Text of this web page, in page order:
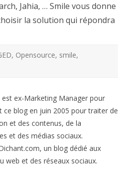
Jahia, … Smile vous donne
la solution qui répondra
, Opensource, smile,
est ex-Marketing Manager pour
ce blog en juin 2005 pour traiter de
et des contenus, de la
et des médias sociaux.
un blog dédié aux
web et des réseaux sociaux.